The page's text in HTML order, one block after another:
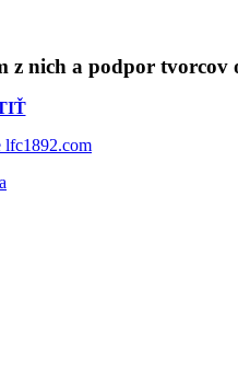
nich a podpor tvorcov
lfc1892.com